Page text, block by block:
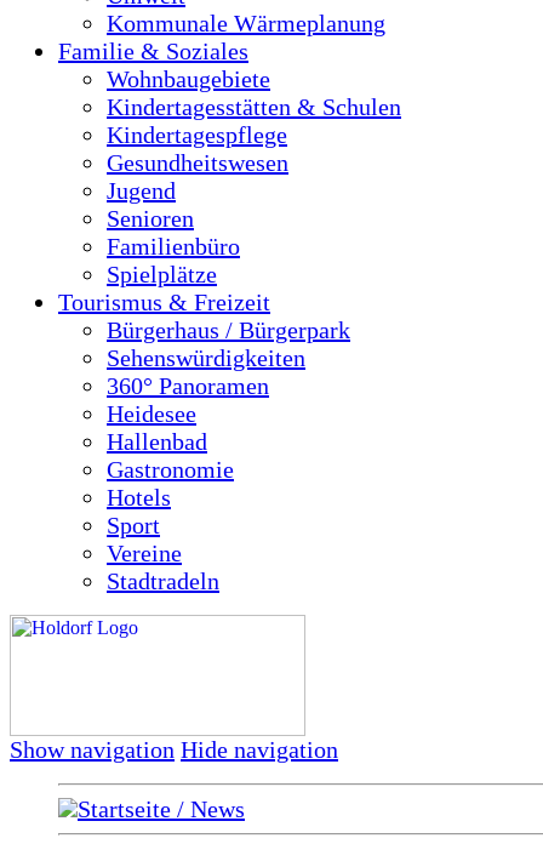
Kommunale Wärmeplanung
Familie & Soziales
Wohnbaugebiete
Kindertagesstätten & Schulen
Kindertagespflege
Gesundheitswesen
Jugend
Senioren
Familienbüro
Spielplätze
Tourismus & Freizeit
Bürgerhaus / Bürgerpark
Sehenswürdigkeiten
360° Panoramen
Heidesee
Hallenbad
Gastronomie
Hotels
Sport
Vereine
Stadtradeln
Show navigation Hide navigation
Startseite / News